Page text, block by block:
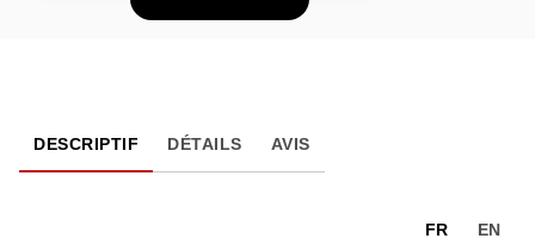
DESCRIPTIF DÉTAILS AVIS
FR EN